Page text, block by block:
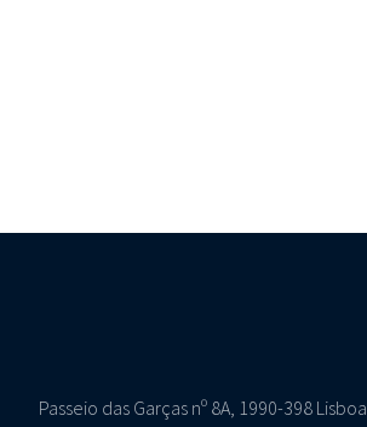
Passeio das Garças nº 8A, 1990-398 Lisboa